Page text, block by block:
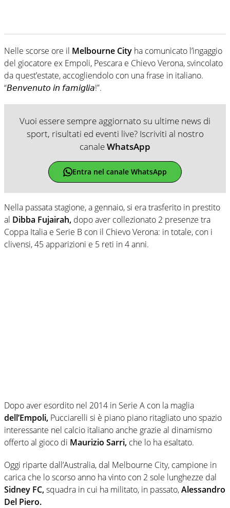
Nelle scorse ore il Melbourne City ha comunicato l’ingaggio
del giocatore ex Empoli, Pescara e Chievo Verona, svincolato
da quest’estate, accogliendolo con una frase in italiano.
“𝘉𝘦𝘯𝘷𝘦𝘯𝘶𝘵𝘰 𝘪𝘯 𝘧𝘢𝘮𝘪𝘨𝘭𝘪𝘢!”.
Vuoi essere sempre aggiornato su ultime news di
sport, risultati ed eventi live? Iscriviti al nostro
canaleWhatsApp
Entra nel canale WhatsApp
Nella passata stagione, a gennaio, si era trasferito in prestito
al Dibba Fujairah, dopo aver collezionato 2 presenze tra
Coppa Italia e Serie B con il Chievo Verona: in totale, con i
clivensi, 45 apparizioni e 5 reti in 4 anni.
Dopo aver esordito nel 2014 in Serie A con la maglia
dell’Empoli, Pucciarelli si è piano piano ritagliato uno spazio
interessante nel calcio italiano anche grazie al dinamismo
offerto al gioco di Maurizio Sarri, che lo ha esaltato.
Oggi riparte dall’Australia, dal Melbourne City, campione in
carica che lo scorso anno ha vinto con 2 sole lunghezze dal
Sidney FC,squadra in cui ha militato, in passato,Alessandro
Del Piero.